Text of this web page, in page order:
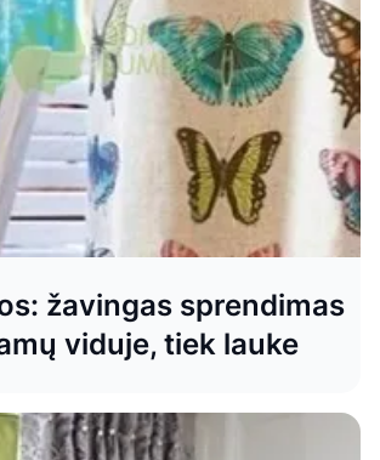
žavingas sprendimas
viduje, tiek lauke